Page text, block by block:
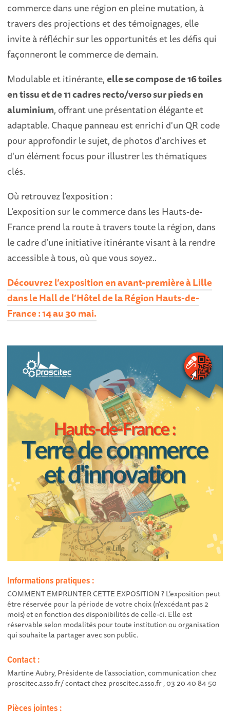
commerce dans une région en pleine mutation, à
travers des projections et des témoignages, elle
invite à réfléchir sur les opportunités et les défis qui
façonneront le commerce de demain.
Modulable et itinérante,elle se compose de 16 toiles
en tissu et de 11 cadres recto/verso sur pieds en
aluminium, offrant une présentation élégante et
adaptable. Chaque panneau est enrichi d'un QR code
pour approfondir le sujet, de photos d'archives et
d'un élément focus pour illustrer les thématiques
clés.
Où retrouvez l’exposition :
L’exposition sur le commerce dans les Hauts-de-
France prend la route à travers toute la région, dans
le cadre d’une initiative itinérante visant à la rendre
accessible à tous, où que vous soyez..
Découvrez l’exposition en avant-première à Lille
dans le Hall de l’Hôtel de la Région Hauts-de-
France : 14 au 30 mai.
Informations pratiques :
COMMENT EMPRUNTER CETTE EXPOSITION ?L’exposition peut
être réservée pour la période de votre choix (n’excédant pas 2
mois) et en fonction des disponibilités de celle-ci. Elle est
réservable selon modalités pour toute institution ou organisation
qui souhaite la partager avec son public.
Contact :
Martine Aubry, Présidente de l’association, communication chez
proscitec.asso.fr/ contact chez proscitec.asso.fr , 03 20 40 84 50
Pièces jointes :